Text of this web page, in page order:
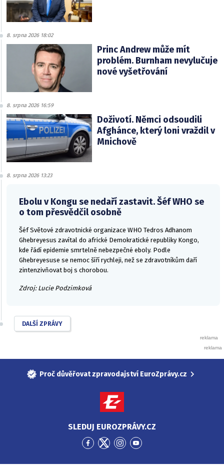
8. srpna 2026 18:02
Princ Andrew může mít
problém. Burnham nevylučuje
nové vyšetřování
8. srpna 2026 16:59
Doživotí. Němci odsoudili
Afghánce, který loni vraždil v
Mnichově
8. srpna 2026 13:23
Ebolu v Kongu se nedaří zastavit. Šéf WHO se
o tom přesvědčil osobně
Šéf Světové zdravotnické organizace WHO Tedros Adhanom
Ghebreyesus zavítal do africké Demokratické republiky Kongo,
kde řádí epidemie smrtelně nebezpečné eboly. Podle
Ghebreyesuse se nemoc šíří rychleji, než se zdravotníkům daří
zintenzivňovat boj s chorobou.
Zdroj: Lucie Podzimková
DALŠÍ ZPRÁVY
Proč důvěřovat zpravodajství EuroZprávy.cz
SLEDUJ EUROZPRÁVY.CZ
PřejítPřejítPřejítPřejít